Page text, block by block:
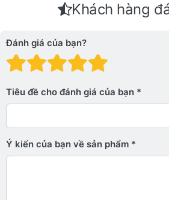
Khách hàng
Đánh giá của bạn?
Đánh
Đánh giá: 3
Đánh giá: 2
Đánh giá: 1 trên
Tiêu đề cho đánh giá của bạn
Ý kiến ​​của bạn về sản phẩm